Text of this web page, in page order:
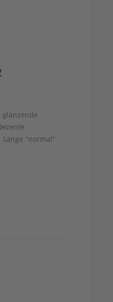
glänzende
"normal"